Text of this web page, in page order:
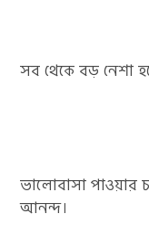
সব থেকে বড় নেশা
ভালোবাসা পাওয়ার
আনন্দ।